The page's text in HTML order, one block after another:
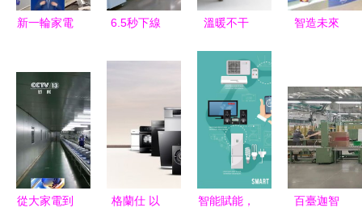
新一輪家電
策解析 適
用產品與省
錢攻略
6.5秒下線
工廠的三大
核心技能
溫暖不干
暖冬 冬
季“家電三
寶”選購全
攻略
智造未來
4.0轉型之
路
從大家電到
格蘭仕 以
智能賦能，
百臺迦智